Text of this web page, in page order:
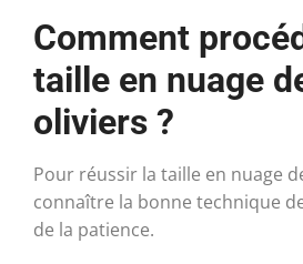
Comment
taille en nuage
oliviers ?
Pour réussir la taille en nuage
connaître la bonne technique
de la patience.